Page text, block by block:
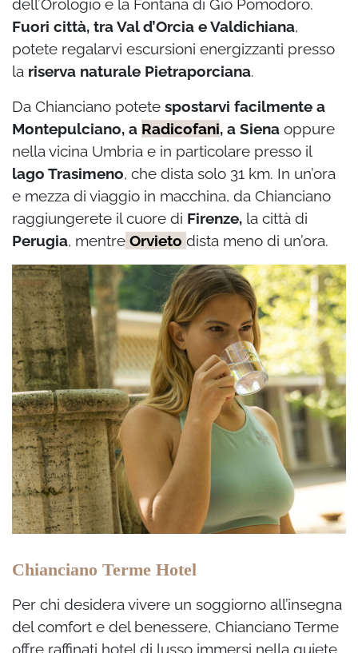
dell’Orologio e la Fontana di Giò Pomodoro.
Fuori città, tra Val d’Orcia e Valdichiana,
potete regalarvi escursioni energizzanti presso
la riserva naturale Pietraporciana.
Da Chianciano potete spostarvi facilmente a
Montepulciano, a Radicofani, a Siena oppure
nella vicina Umbria e in particolare presso il
lago Trasimeno, che dista solo 31 km. In un’ora
e mezza di viaggio in macchina, da Chianciano
raggiungerete il cuore di Firenze, la città di
Perugia, mentre Orvieto dista meno di un’ora.
Chianciano Terme Hotel
Per chi desidera vivere un soggiorno all’insegna
del comfort e del benessere, Chianciano Terme
offre raffinati hotel di lusso immersi nella quiete